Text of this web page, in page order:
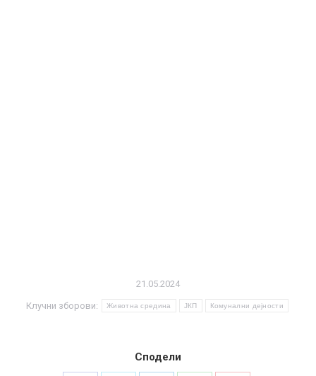
21.05.2024
Клучни зборови: Животна средина ЈКП Комунални дејности
Сподели